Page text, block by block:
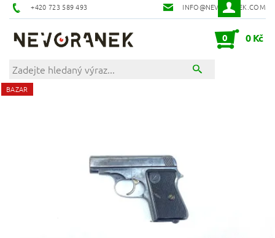
+420 723 589 493 INFO@NEVORANEK.COM
0 0 Kč
BAZAR